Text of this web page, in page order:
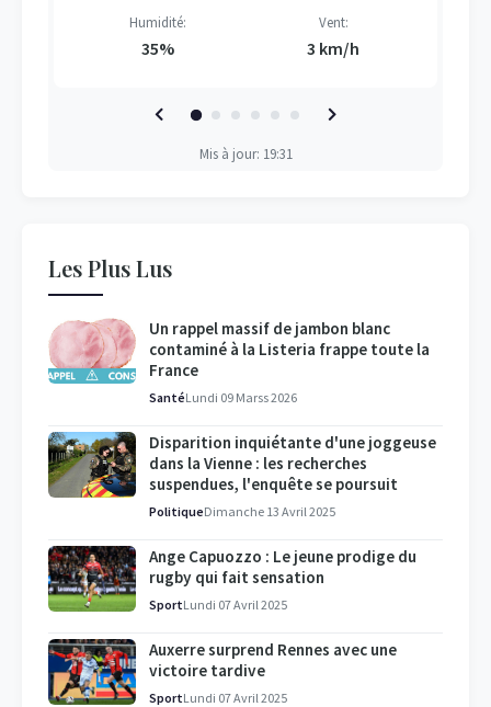
Humidité:
35%
Vent:
3 km/h
Mis à jour: 19:31
Les Plus Lus
Un rappel massif de jambon blanc
contaminé à la Listeria frappe toute la
France
SantéLundi 09 Marss 2026
Disparition inquiétante d'une joggeuse
dans la Vienne : les recherches
suspendues, l'enquête se poursuit
PolitiqueDimanche 13 Avril 2025
Ange Capuozzo : Le jeune prodige du
rugby qui fait sensation
SportLundi 07 Avril 2025
Auxerre surprend Rennes avec une
victoire tardive
SportLundi 07 Avril 2025